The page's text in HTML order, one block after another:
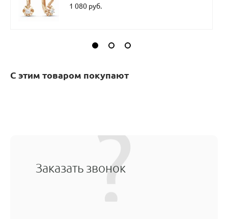
1 080 руб.
С этим товаром покупают
Заказать звонок